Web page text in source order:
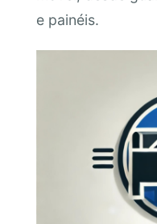
e painéis.